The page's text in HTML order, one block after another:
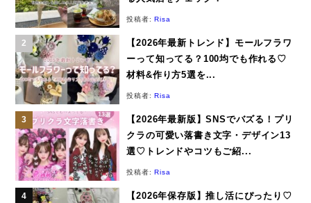
投稿者:Risa
【2026年最新トレンド】モールフラワ
ーって知ってる？100均でも作れる♡
材料&作り方5選を...
投稿者:Risa
【2026年最新版】SNSでバズる！プリ
クラの可愛い落書き文字・デザイン13
選♡トレンドやコツもご紹...
投稿者:Risa
【2026年保存版】推し活にぴったり♡